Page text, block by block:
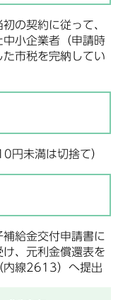
の契約に従って、
小企業者（申請時
市税を完納してい
円未満は切捨て）
給金交付申請書に
、元利金償還表を
内線2613）へ提出